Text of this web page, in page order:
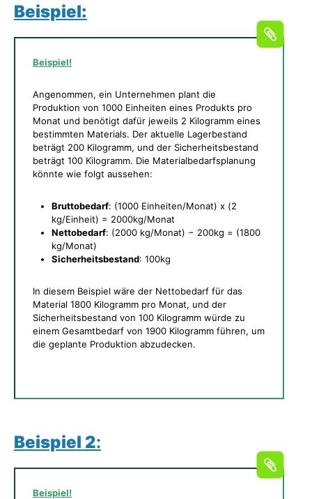
Beispiel:
Beispiel!
Angenommen, ein Unternehmen plant die
Produktion von 1000 Einheiten eines Produkts pro
Monat und benötigt dafür jeweils 2 Kilogramm eines
bestimmten Materials. Der aktuelle Lagerbestand
beträgt 200 Kilogramm, und der Sicherheitsbestand
beträgt 100 Kilogramm. Die Materialbedarfsplanung
könnte wie folgt aussehen:
Bruttobedarf: (1000 Einheiten/Monat) x (2
kg/Einheit) = 2000kg/Monat
Nettobedarf: (2000 kg/Monat) − 200kg = (1800
kg/Monat)
Sicherheitsbestand: 100kg
In diesem Beispiel wäre der Nettobedarf für das
Material 1800 Kilogramm pro Monat, und der
Sicherheitsbestand von 100 Kilogramm würde zu
einem Gesamtbedarf von 1900 Kilogramm führen, um
die geplante Produktion abzudecken.
Beispiel 2:
Beispiel!